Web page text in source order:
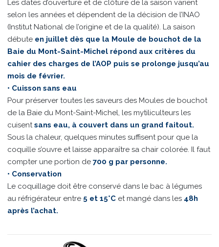
Les dates d’ouverture et de clôture de la saison varient
selon les années et dépendent de la décision de l’INAO
(Institut National de l’origine et de la qualité). La saison
débute en juillet dès que la Moule de bouchot de la
Baie du Mont-Saint-Michel répond aux critères du
cahier des charges de l’AOP puis se prolonge jusqu’au
mois de février.
• Cuisson sans eau
Pour préserver toutes les saveurs des Moules de bouchot
de la Baie du Mont-Saint-Michel, les mytiliculteurs les
cuisentsans eau, à couvert dans un grand faitout.
Sous la chaleur, quelques minutes suffisent pour que la
coquille s’ouvre et laisse apparaître sa chair colorée. Il faut
compter une portion de 700 g par personne.
• Conservation
Le coquillage doit être conservé dans le bac à légumes
au réfrigérateur entre 5 et 15°C et mangé dans les 48h
après l’achat.